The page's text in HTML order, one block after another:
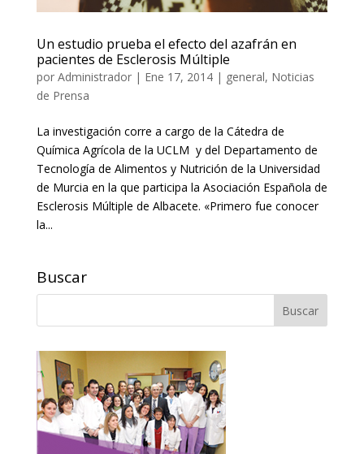
Un estudio prueba el efecto del azafrán en
pacientes de Esclerosis Múltiple
por Administrador| Ene 17, 2014| general, Noticias
de Prensa
La investigación corre a cargo de la Cátedra de
Química Agrícola de la UCLM y del Departamento de
Tecnología de Alimentos y Nutrición de la Universidad
de Murcia en la que participa la Asociación Española de
Esclerosis Múltiple de Albacete. «Primero fue conocer
la...
Buscar